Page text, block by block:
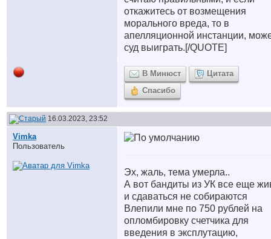
откажитесь от возмещения
морального вреда, то в
апелляционной инстанции,
суд выиграть.[/QUOTE]
В Минюст
Цитата
Спасибо
16.03.2023, 23:52
Vimka
Пользователь
Эх, жаль, тема умерла..
А вот бандиты из УК все еще
и сдаваться не собираются
Влепили мне по 750 рублей на
опломбировку счетчика для
введения в эксплутацию,